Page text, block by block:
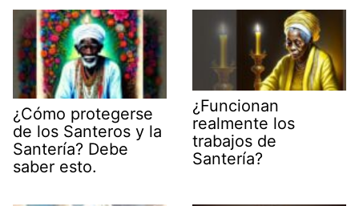
¿Cómo protegerse
de los Santeros y la
Santería? Debe
saber esto.
¿Funcionan
realmente los
trabajos de
Santería?